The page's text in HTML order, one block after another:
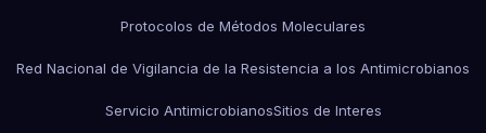
Protocolos de Métodos Moleculares
Red Nacional de Vigilancia de la Resistencia a los Antimicrobianos
Servicio AntimicrobianosSitios de Interes